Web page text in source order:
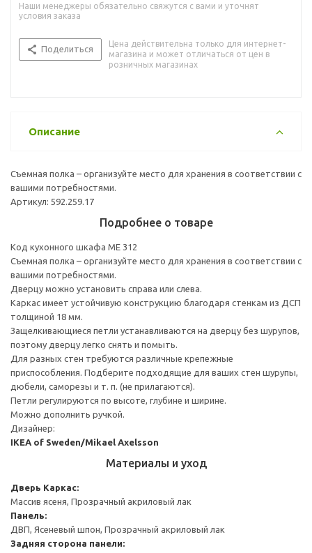
Наши менеджеры обязательно свяжутся с вами и уточнят
условия заказа
Поделиться
Цена действительна только для интернет-
магазина и может отличаться от цен в
розничных магазинах
Описание
Съемная полка – организуйте место для хранения в соответствии с
вашими потребностями.
Артикул: 592.259.17
Подробнее о товаре
Код кухонного шкафа ME 312
Съемная полка – организуйте место для хранения в соответствии с
вашими потребностями.
Дверцу можно установить справа или слева.
Каркас имеет устойчивую конструкцию благодаря стенкам из ДСП
толщиной 18 мм.
Защелкивающиеся петли устанавливаются на дверцу без шурупов,
поэтому дверцу легко снять и помыть.
Для разных стен требуются различные крепежные
приспособления. Подберите подходящие для ваших стен шурупы,
дюбели, саморезы и т. п. (не прилагаются).
Петли регулируются по высоте, глубине и ширине.
Можно дополнить ручкой.
Дизайнер:
IKEA of Sweden/Mikael Axelsson
Материалы и уход
Дверь Каркас:
Массив ясеня, Прозрачный акриловый лак
Панель:
ДВП, Ясеневый шпон, Прозрачный акриловый лак
Задняя сторона панели: